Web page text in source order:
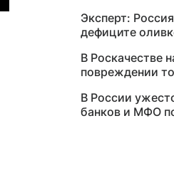
Эксперт:
дефиците
В Роскачестве
повреждении
В России
банков и МФО